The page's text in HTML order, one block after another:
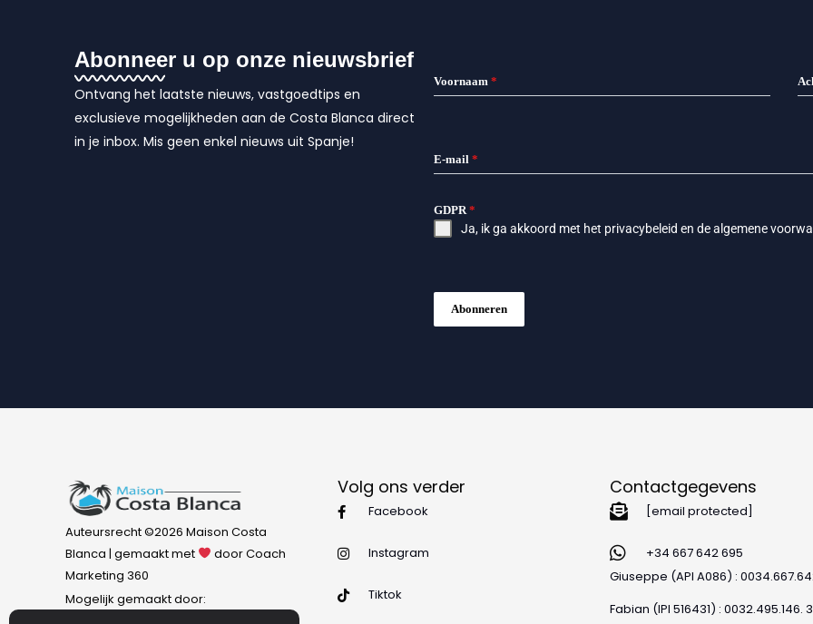
Abonneer u op onze nieuwsbrief
Ontvang het laatste nieuws, vastgoedtips en
exclusieve mogelijkheden aan de Costa Blanca direct
in je inbox. Mis geen enkel nieuws uit Spanje!
Voornaam *
E-mail *
GDPR*
Ja, ik ga akkoord met het privacybeleid en dealgemene
Abonneren
Auteursrecht ©2026 Maison Costa
Blanca | gemaakt met
door Coach
Marketing 360
Mogelijk gemaakt door:
Volg ons verder
Facebook
Instagram
Tiktok
Contactgegevens
[email protected]
+34 667 642 695
Giuseppe (API A086) :
Fabian (IPI 516431) : 0032.495.146.